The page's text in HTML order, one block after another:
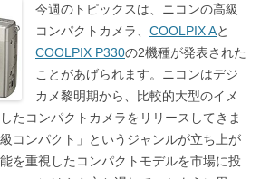
今週のトピックスは、ニコンの高級
コンパクトカメラ、 COOLPIX Aと
COOLPIX P330の2機種が発表された
ことがあげられます。ニコンはデジ
カメ黎明期から、比較的大型のイメ
たコンパクトカメラをリリースしてきま
コンパクト」というジャンルが立ち上が
を重視したコンパクトモデルを市場に投